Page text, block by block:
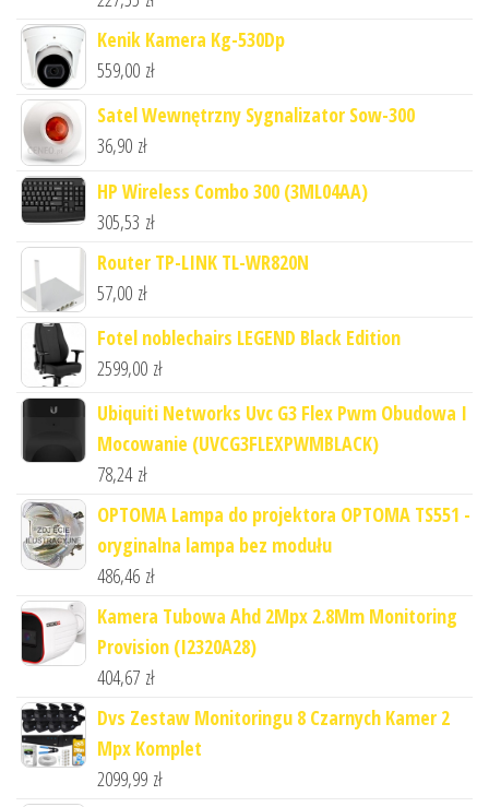
Kenik Kamera Kg-530Dp
559,00 zł
Satel Wewnętrzny Sygnalizator Sow-300
36,90 zł
HP Wireless Combo 300 (3ML04AA)
305,53 zł
Router TP-LINK TL-WR820N
57,00 zł
Fotel noblechairs LEGEND Black Edition
2599,00 zł
Ubiquiti Networks Uvc G3 Flex Pwm Obudowa I
Mocowanie (UVCG3FLEXPWMBLACK)
78,24 zł
OPTOMA Lampa do projektora OPTOMA TS551 -
oryginalna lampa bez modułu
486,46 zł
Kamera Tubowa Ahd 2Mpx 2.8Mm Monitoring
Provision (I2320A28)
404,67 zł
Dvs Zestaw Monitoringu 8 Czarnych Kamer 2
Mpx Komplet
2099,99 zł